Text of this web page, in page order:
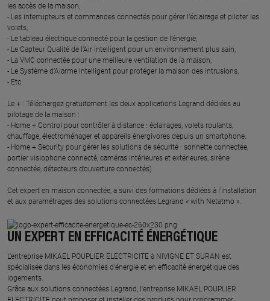
les accès de la maison,
- Les interrupteurs et commandes connectés pour gérer l’éclairage et piloter les
volets,
- Le tableau électrique connecté pour la gestion de l’énergie,
- Le Capteur Qualité de l’Air Intelligent pour un environnement plus sain,
- La VMC connectée pour une meilleure ventilation de la maison,
- Le Système d’Alarme Intelligent pour protéger la maison des intrusions,
- Etc.
Le + : Téléchargez gratuitement les deux applications Legrand dédiées au
pilotage de la maison :
- Home + Control pour contrôler à distance : éclairages, volets roulants,
chauffage, électroménager et appareils énergivores depuis un smartphone.
- Home + Security pour gérer les solutions de sécurité : sonnette connectée,
portier visiophone connecté, caméras intérieures et extérieures, sirène
connectée, détecteurs d’ouverture connectés)
Cet expert en maison connectée, a suivi des formations dédiées à l’installation
et aux paramétrages des solutions connectées Legrand « with Netatmo ».
UN EXPERT EN EFFICACITÉ ÉNERGÉTIQUE
L'entreprise MIKAEL POUPLIER ELECTRICITE à NIVIGNE ET SURAN est
spécialisée dans les économies d'énergie et en efficacité énergétique des
logements.
Grâce aux solutions connectées Legrand, l'entreprise MIKAEL POUPLIER